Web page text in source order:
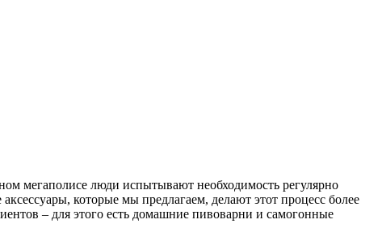
мегаполисе люди испытывают необходимость регулярно
которые мы предлагаем, делают этот процесс более
– для этого есть домашние пивоварни и самогонные